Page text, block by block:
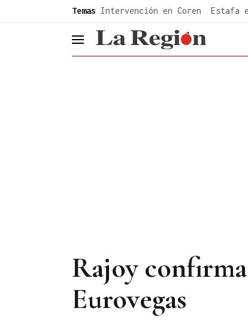
Temas Intervención en Coren Estafa
header.menu.open
Rajoy
Eurovegas